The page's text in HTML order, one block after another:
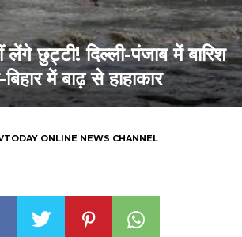
लेंगे छुट्टी! दिल्ली-पंजाब में बारिश
में बाढ़ से हाहाकार
ONLINE NEWS CHANNEL